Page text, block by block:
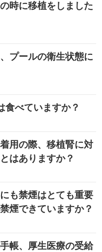
時に移植をしました
プールの衛生状態に
食べていますか？
用の際、移植腎に対
はありますか？
も禁煙はとても重要
煙できていますか？
帳、厚生医療の受給